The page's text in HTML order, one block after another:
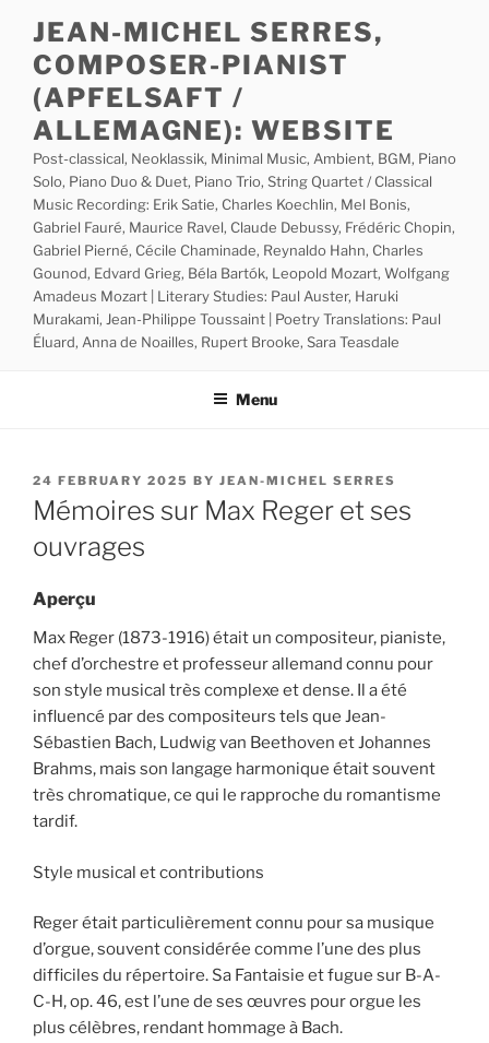
content
JEAN-MICHEL SERRES,
COMPOSER-PIANIST
(APFELSAFT /
ALLEMAGNE): WEBSITE
Post-classical, Neoklassik, Minimal Music, Ambient, BGM, Piano
Solo, Piano Duo & Duet, Piano Trio, String Quartet / Classical
Music Recording: Erik Satie, Charles Koechlin, Mel Bonis,
Gabriel Fauré, Maurice Ravel, Claude Debussy, Frédéric Chopin,
Gabriel Pierné, Cécile Chaminade, Reynaldo Hahn, Charles
Gounod, Edvard Grieg, Béla Bartók, Leopold Mozart, Wolfgang
Amadeus Mozart | Literary Studies: Paul Auster, Haruki
Murakami, Jean-Philippe Toussaint | Poetry Translations: Paul
Éluard, Anna de Noailles, Rupert Brooke, Sara Teasdale
Menu
POSTED
ON
24 FEBRUARY 2025 BY JEAN-MICHEL SERRES
Mémoires sur Max Reger et ses
ouvrages
Aperçu
Max Reger (1873-1916) était un compositeur, pianiste,
chef d’orchestre et professeur allemand connu pour
son style musical très complexe et dense. Il a été
influencé par des compositeurs tels que Jean-
Sébastien Bach, Ludwig van Beethoven et Johannes
Brahms, mais son langage harmonique était souvent
très chromatique, ce qui le rapproche du romantisme
tardif.
Style musical et contributions
Reger était particulièrement connu pour sa musique
d’orgue, souvent considérée comme l’une des plus
difficiles du répertoire. Sa Fantaisie et fugue sur B-A-
C-H, op. 46, est l’une de ses œuvres pour orgue les
plus célèbres, rendant hommage à Bach.